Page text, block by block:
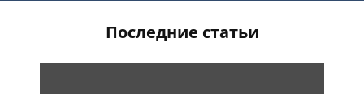
Последние статьи